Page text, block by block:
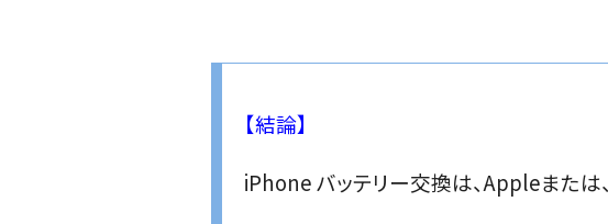
【結論】
iPhone バッテリー交換は、Appleまた